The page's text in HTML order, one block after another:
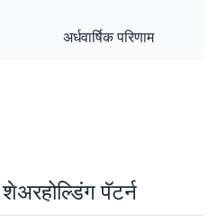
अर्धवार्षिक परिणाम
पॅटर्न